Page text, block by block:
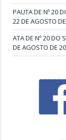
PAUTA DE Nº 20
22 DE AGOSTO
ATA DE Nº 20 DO
DE AGOSTO DE